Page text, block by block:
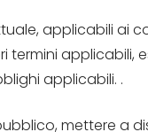
applicabili ai
applicabili,
applicabili. .
mettere a